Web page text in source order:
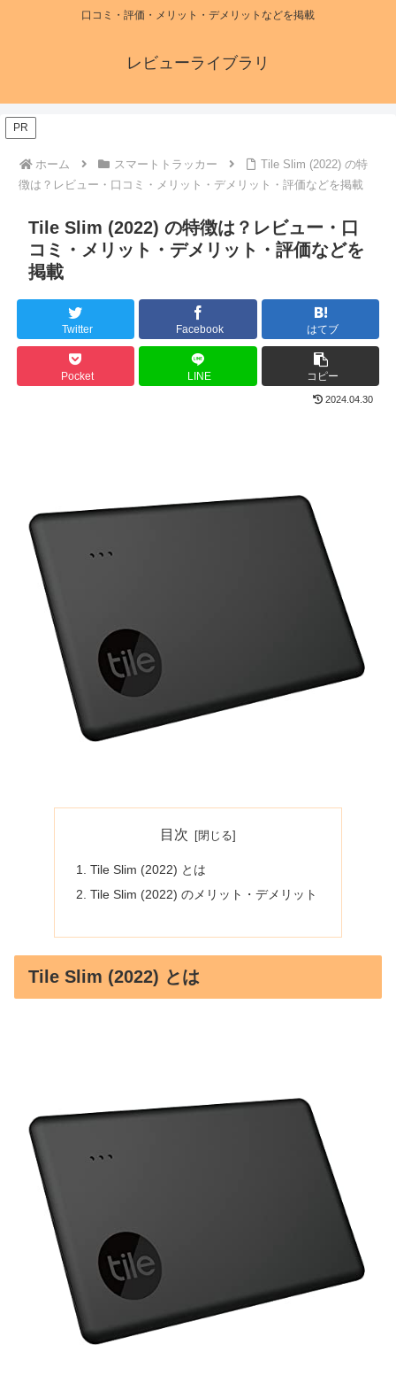
口コミ・評価・メリット・デメリットなどを掲載
レビューライブラリ
ホーム スマートトラッカー
Tile Slim (2022) の特
徴は？レビュー・口コミ・メリット・デメリット・評価などを掲載
PR
Tile Slim (2022) の特徴は？レビュー・口
コミ・メリット・デメリット・評価などを
掲載
Twitter Facebook はてブ
Pocket LINE コピー
2024.04.30
目次
Tile Slim (2022) とは
Tile Slim (2022) のメリット・デメリット
Tile Slim (2022) とは